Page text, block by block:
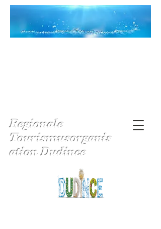
Regionale
Tourismusorganis
ation Dudince